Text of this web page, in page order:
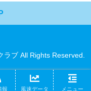
ブ All Rights Reserved.
報 風速データ メニュー